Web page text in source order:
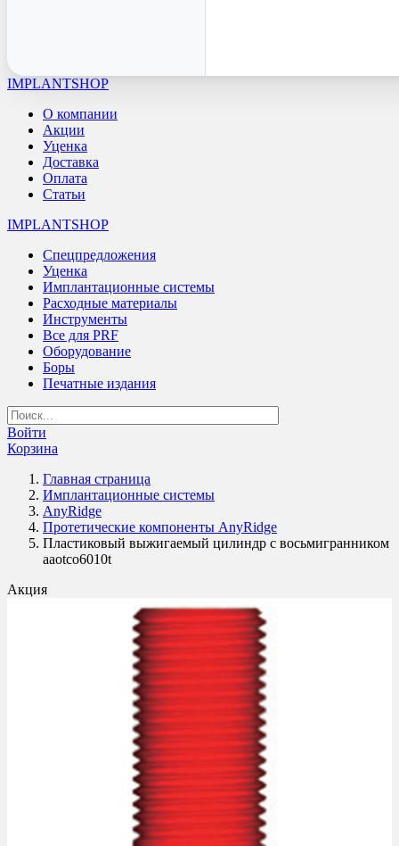
IMPLANTSHOP
О компании
Акции
Уценка
Доставка
Оплата
Статьи
IMPLANTSHOP
Спецпредложения
Уценка
Имплантационные системы
Расходные материалы
Инструменты
Все для PRF
Оборудование
Боры
Печатные издания
Войти
Корзина
Главная страница
Имплантационные системы
AnyRidge
Протетические компоненты AnyRidge
Пластиковый выжигаемый цилиндр с восьмигранником
aaotco6010t
Акция